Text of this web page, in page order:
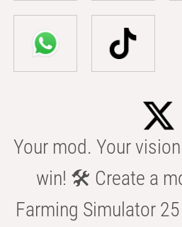
Your mod. Your
win! 🛠️ Create a
Farming Simulator